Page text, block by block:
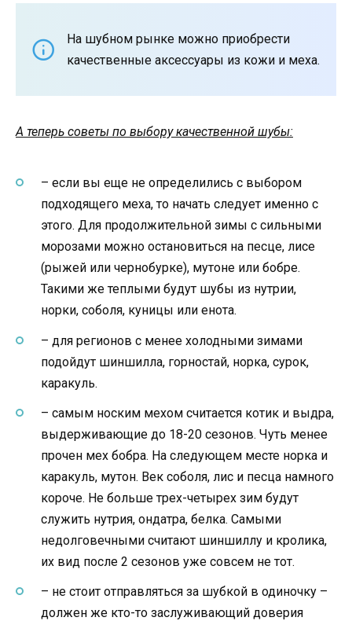
На шубном рынке можно приобрести
качественные аксессуары из кожи и меха.
А теперь советы по выбору качественной шубы:
– если вы еще не определились с выбором
подходящего меха, то начать следует именно с
этого. Для продолжительной зимы с сильными
морозами можно остановиться на песце, лисе
(рыжей или чернобурке), мутоне или бобре.
Такими же теплыми будут шубы из нутрии,
норки, соболя, куницы или енота.
– для регионов с менее холодными зимами
подойдут шиншилла, горностай, норка, сурок,
каракуль.
– самым носким мехом считается котик и выдра,
выдерживающие до 18-20 сезонов. Чуть менее
прочен мех бобра. На следующем месте норка и
каракуль, мутон. Век соболя, лис и песца намного
короче. Не больше трех-четырех зим будут
служить нутрия, ондатра, белка. Самыми
недолговечными считают шиншиллу и кролика,
их вид после 2 сезонов уже совсем не тот.
– не стоит отправляться за шубкой в одиночку –
должен же кто-то заслуживающий доверия